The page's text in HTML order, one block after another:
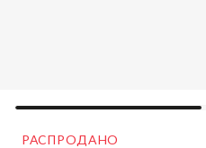
РАСПРОДАНО